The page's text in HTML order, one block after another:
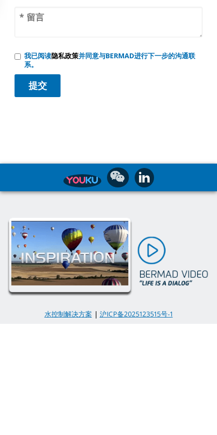
我已阅读隐私政策并同意与BERMAD进行下一步的沟通联
系。
水控制解决方案 | 沪ICP备2025123515号-1